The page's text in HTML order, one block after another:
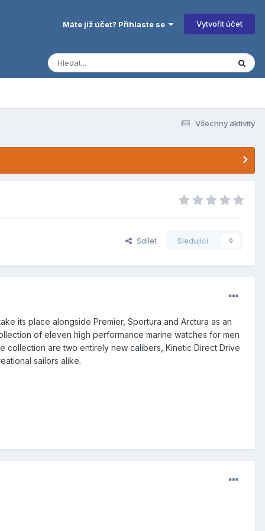
Máte již účet? Přihlaste se Vytvořit účet
Všechny aktivity
Sdílet Sledující 0
its place alongside Premier, Sportura and Arctura as an
of eleven high performance marine watches for men
collection are two entirely new calibers, Kinetic Direct Drive
sailors alike.